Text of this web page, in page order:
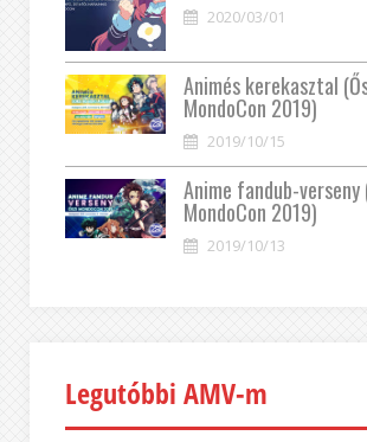
2020/03/01
Animés kerekasztal
MondoCon 2019)
2019/10/15
Anime fandub-verseny
MondoCon 2019)
2019/10/13
Legutóbbi AMV-m